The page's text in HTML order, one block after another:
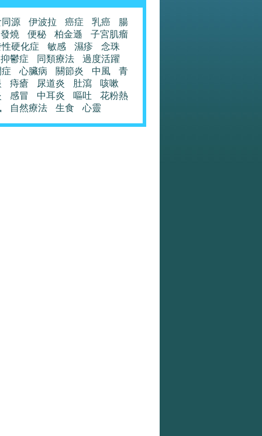
源 伊波拉 癌症 乳癌
腸
發燒
便秘 柏金遜
子宮肌瘤
硬化症
敏感 濕疹
念珠
抑鬱症
同類療法
過度活躍
心臟病 關節炎 中風
青
痔瘡 尿道炎 肚瀉
咳嗽
感冒 中耳炎 嘔吐
花粉熱
自然療法 生食 心靈